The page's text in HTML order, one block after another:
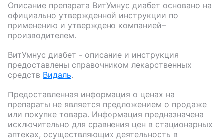
Описание препарата ВитУмнус диабет основано на
официально утвержденной инструкции по
применению и утверждено компанией–
производителем.
ВитУмнус диабет - описание и инструкция
предоставлены справочником лекарственных
средств Видаль.
Предоставленная информация о ценах на
препараты не является предложением о продаже
или покупке товара. Информация предназначена
исключительно для сравнения цен в стационарных
аптеках, осуществляющих деятельность в